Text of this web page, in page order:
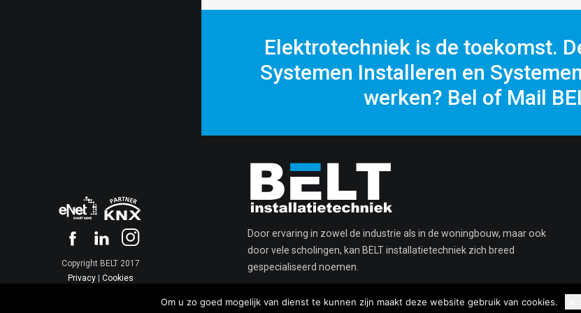
Copyright BELT 2017
Privacy
Cookies
Elektrotechniek is de toekomst.
Systemen Installeren en
werken? Bel of Mail
Door ervaring in zowel de industrie als in de woningbouw, maar ook
door vele scholingen, kan BELT installatietechniek zich breed
gespecialiseerd noemen.
Om u zo goed mogelijk van dienst te kunnen zijn maakt deze website gebruik van cookies.